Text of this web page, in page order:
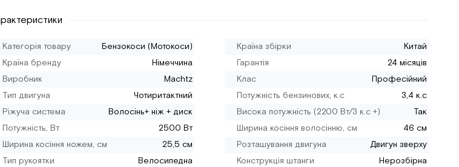
Категорія товару Бензокоси (Мотокоси) Країна збірки
Китай
Країна бренду
Німеччина Гарантія
24 місяців
Виробник
Machtz Клас
Професійний
Тип двигуна
Чотиритактний Потужність бензинових, к.с
3,4 к.c
Ріжуча система
Волосінь+ ніж + диск Висока потужність (2200 Вт/3 к.с +)
Так
Потужність, Вт
2500 Вт Ширина косіння волосінню, см
46 см
Ширина косіння ножем, см
25,5 см Розташування двигуна
Двигун зверху
Тип рукоятки
Велосипедна Конструкція штанги
Нерозбірна